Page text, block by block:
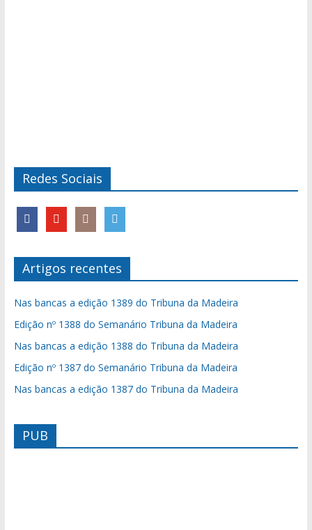
Redes Sociais
Artigos recentes
Nas bancas a edição 1389 do Tribuna da Madeira
Edição nº 1388 do Semanário Tribuna da Madeira
Nas bancas a edição 1388 do Tribuna da Madeira
Edição nº 1387 do Semanário Tribuna da Madeira
Nas bancas a edição 1387 do Tribuna da Madeira
PUB